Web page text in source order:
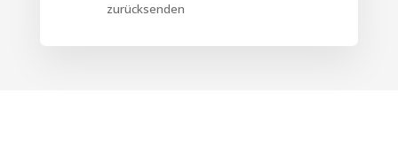
zurücksenden